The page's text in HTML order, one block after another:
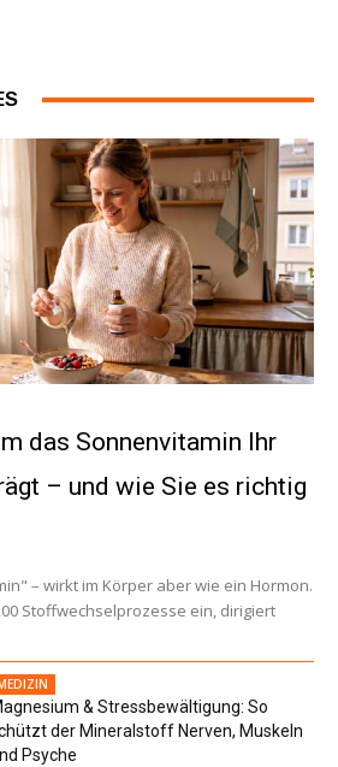
das Sonnenvitamin Ihr
– und wie Sie es richtig
– wirkt im Körper aber wie ein Hormon.
Stoffwechselprozesse ein, dirigiert
& Stressbewältigung: So
der Mineralstoff Nerven, Muskeln
Psyche